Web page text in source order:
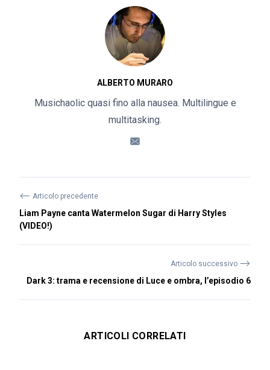
ALBERTO MURARO
Musichaolic quasi fino alla nausea. Multilingue e
multitasking.
⟵ Articolo precedente
Liam Payne canta Watermelon Sugar di Harry Styles
(VIDEO!)
Articolo successivo ⟶
Dark 3: trama e recensione di Luce e ombra, l’episodio 6
ARTICOLI CORRELATI